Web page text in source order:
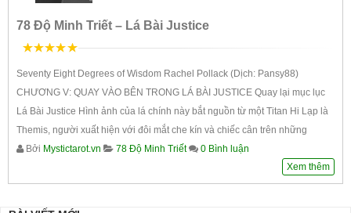
78 Độ Minh Triết – Lá Bài Justice
Seventy Eight Degrees of Wisdom Rachel Pollack (Dịch: Pansy88)
CHƯƠNG V: QUAY VÀO BÊN TRONG LÁ BÀI JUSTICE Quay lại mục lục
Lá Bài Justice Hình ảnh của lá chính này bắt nguồn từ một Titan Hi Lạp là
Themis, người xuất hiện với đôi mắt che kín và chiếc cân trên những
Bởi Mystictarot.vn 78 Độ Minh Triết
0 Bình luận
Xem thêm